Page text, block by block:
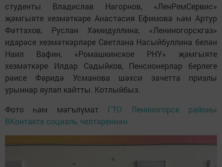
студенты Владислав Нагорнов, «ЛенРемСервис»
җәмгыяте хезмәткәре Анастасия Ефимова һәм Артур
Фәттахов, Руслан Хәмидуллина, «Лениногорскгаз»
идарәсе хезмәткәрләре Светлана Насыйбуллина белән
Наил Вафин, «Ромашкинское РНУ» җәмгыяте
хезмәткәре Илдар Садыйков, Пенсионерлар берлеге
рәисе Фәридә Усманова шәхси зачетта призлы
урыннар яулап кайтты. Котлыйбыз.
Фото һәм мәгълүмат ГТО Лениногорск районы
ВКонтакте социаль челтәреннән